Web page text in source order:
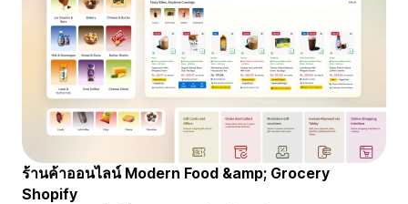
ร้านค้าออนไลน์ Modern Food &amp; Grocery
Shopify